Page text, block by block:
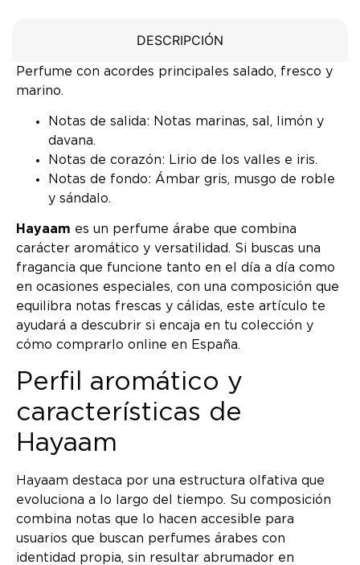
DESCRIPCIÓN
Perfume con acordes principales salado, fresco y
marino.
Notas de salida: Notas marinas, sal, limón y
davana.
Notas de corazón: Lirio de los valles e iris.
Notas de fondo: Ámbar gris, musgo de roble
y sándalo.
Hayaam es un perfume árabe que combina
carácter aromático y versatilidad. Si buscas una
fragancia que funcione tanto en el día a día como
en ocasiones especiales, con una composición que
equilibra notas frescas y cálidas, este artículo te
ayudará a descubrir si encaja en tu colección y
cómo comprarlo online en España.
Perfil aromático y
características de
Hayaam
Hayaam destaca por una estructura olfativa que
evoluciona a lo largo del tiempo. Su composición
combina notas que lo hacen accesible para
usuarios que buscan perfumes árabes con
identidad propia, sin resultar abrumador en